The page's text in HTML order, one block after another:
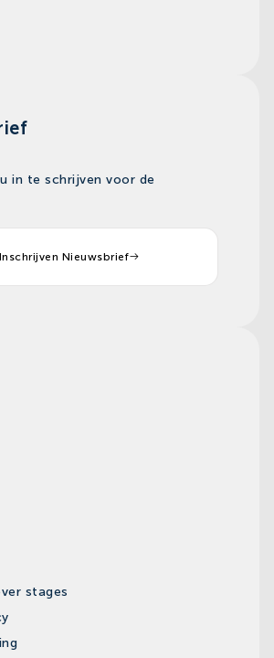
stages
in te schrijven voor de
Inschrijven Nieuwsbrief